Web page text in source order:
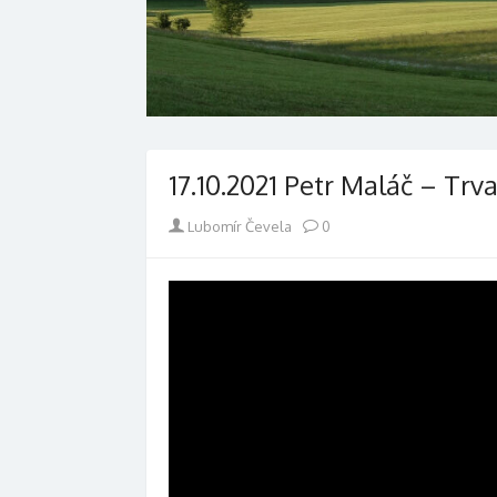
17.10.2021 Petr Maláč –
Author
Lubomír Čevela 0